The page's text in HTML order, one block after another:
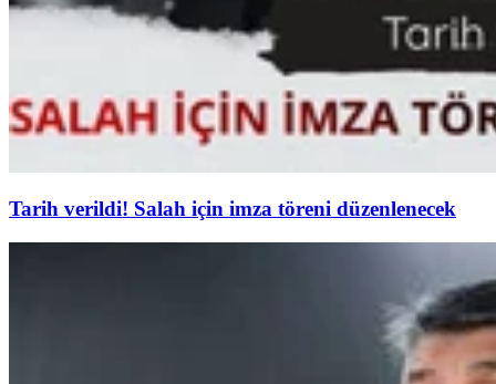
Tarih verildi! Salah için imza töreni düzenlenecek